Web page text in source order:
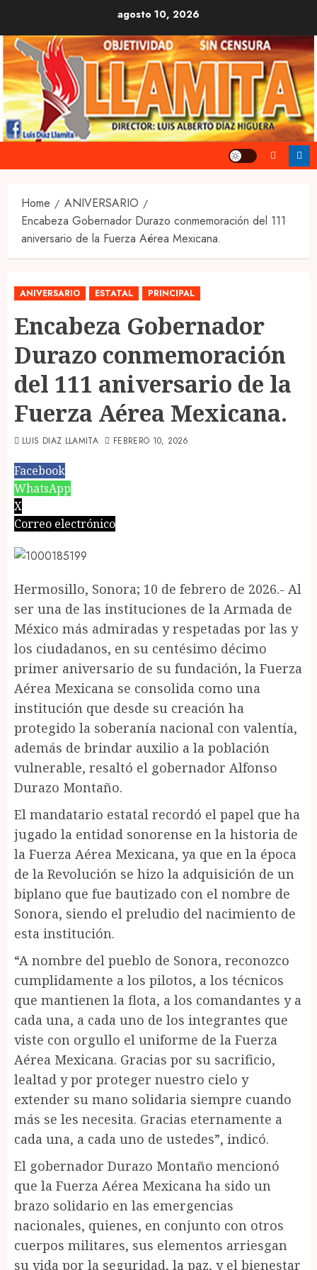
content
agosto 10, 2026
Home
ANIVERSARIO
Encabeza Gobernador Durazo conmemoración del 111
aniversario de la Fuerza Aérea Mexicana.
ANIVERSARIO ESTATAL PRINCIPAL
Encabeza Gobernador
Durazo conmemoración
del 111 aniversario de la
Fuerza Aérea Mexicana.
Facebook
WhatsApp
X
Correo electrónico
LUIS DIAZ LLAMITA FEBRERO 10, 2026
Hermosillo, Sonora; 10 de febrero de 2026.- Al
ser una de las instituciones de la Armada de
México más admiradas y respetadas por las y
los ciudadanos, en su centésimo décimo
primer aniversario de su fundación, la Fuerza
Aérea Mexicana se consolida como una
institución que desde su creación ha
protegido la soberanía nacional con valentía,
además de brindar auxilio a la población
vulnerable, resaltó el gobernador Alfonso
Durazo Montaño.
El mandatario estatal recordó el papel que ha
jugado la entidad sonorense en la historia de
la Fuerza Aérea Mexicana, ya que en la época
de la Revolución se hizo la adquisición de un
biplano que fue bautizado con el nombre de
Sonora, siendo el preludio del nacimiento de
esta institución.
“A nombre del pueblo de Sonora, reconozco
cumplidamente a los pilotos, a los técnicos
que mantienen la flota, a los comandantes y a
cada una, a cada uno de los integrantes que
viste con orgullo el uniforme de la Fuerza
Aérea Mexicana. Gracias por su sacrificio,
lealtad y por proteger nuestro cielo y
extender su mano solidaria siempre cuando
más se les necesita. Gracias eternamente a
cada una, a cada uno de ustedes”, indicó.
El gobernador Durazo Montaño mencionó
que la Fuerza Aérea Mexicana ha sido un
brazo solidario en las emergencias
nacionales, quienes, en conjunto con otros
cuerpos militares, sus elementos arriesgan
su vida por la seguridad, la paz, y el bienestar